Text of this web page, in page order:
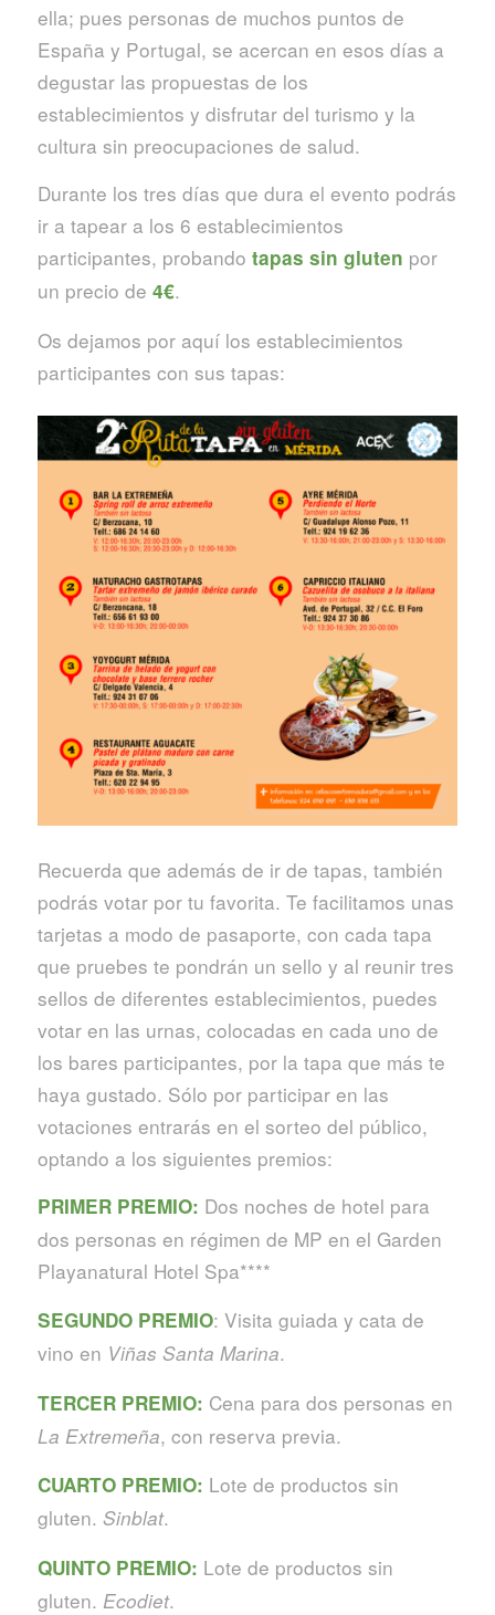
ella; pues personas de muchos puntos de
España y Portugal, se acercan en esos días a
degustar las propuestas de los
establecimientos y disfrutar del turismo y la
cultura sin preocupaciones de salud.
Durante los tres días que dura el evento podrás
ir a tapear a los 6 establecimientos
participantes, probando tapas sin gluten por
un precio de 4€.
Os dejamos por aquí los establecimientos
participantes con sus tapas:
Recuerda que además de ir de tapas, también
podrás votar por tu favorita. Te facilitamos unas
tarjetas a modo de pasaporte, con cada tapa
que pruebes te pondrán un sello y al reunir tres
sellos de diferentes establecimientos, puedes
votar en las urnas, colocadas en cada uno de
los bares participantes, por la tapa que más te
haya gustado. Sólo por participar en las
votaciones entrarás en el sorteo del público,
optando a los siguientes premios:
PRIMER PREMIO: Dos noches de hotel para
dos personas en régimen de MP en el Garden
Playanatural Hotel Spa****
SEGUNDO PREMIO: Visita guiada y cata de
vino en Viñas Santa Marina.
TERCER PREMIO: Cena para dos personas en
La Extremeña, con reserva previa.
CUARTO PREMIO: Lote de productos sin
gluten. Sinblat.
QUINTO PREMIO: Lote de productos sin
gluten. Ecodiet.